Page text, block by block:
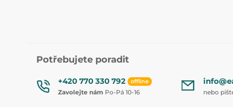
Potřebujete poradit
+420 770 330 792 offline
Zavolejte nám Po-Pá 10-16 nebo